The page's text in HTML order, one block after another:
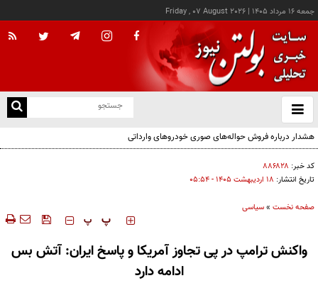
جمعه ۱۶ مرداد ۱۴۰۵ |
Friday , 07 August 2026
باز
و
هشدار درباره فروش حواله‌های صوری خودروهای وارداتی
کد خبر: ۸۸۶۸۲۸
تاریخ انتشار: ۱۸ ارديبهشت ۱۴۰۵ - ۰۵:۵۴
صفحه نخست »سیاسی
‍‍‍ پ پ
واکنش ترامپ در پی تجاوز آمریکا و پاسخ ایران: آتش بس
ادامه دارد